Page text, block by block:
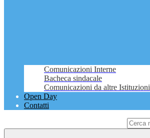
Comunicazioni Interne
Bacheca sindacale
Comunicazioni da altre Istituzioni
Open Day
Contatti